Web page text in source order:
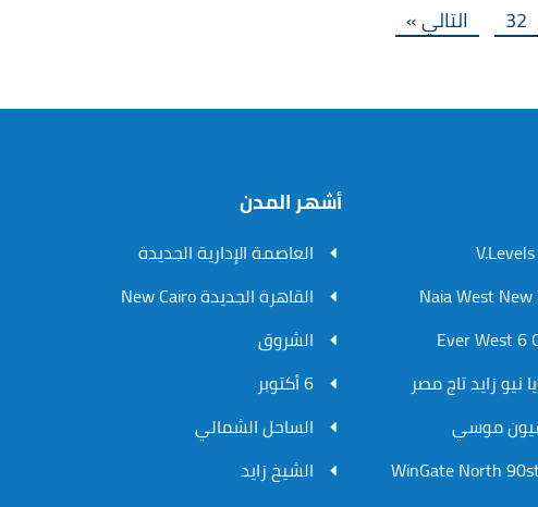
32 التالي »
أشهر المدن
العاصمة الإدارية الجديدة
القاهرة الجديدة New Cairo
الشروق
6 أكتوبر
الساحل الشمالي
الشيخ زايد